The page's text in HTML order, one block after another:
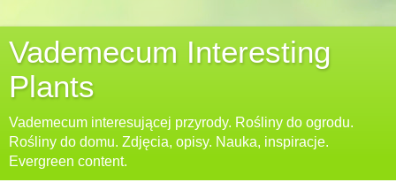
Vademecum Interesting
Plants
Vademecum interesującej przyrody. Rośliny do ogrodu.
Rośliny do domu. Zdjęcia, opisy. Nauka, inspiracje.
Evergreen content.